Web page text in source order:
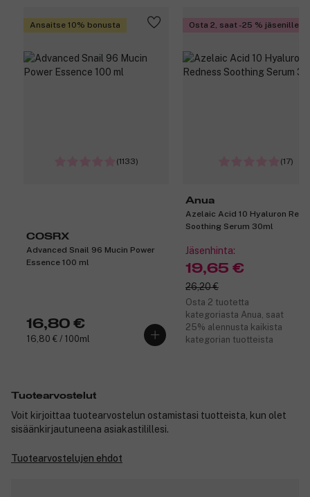
Ansaitse 10% bonusta
(1133)
COSRX
Advanced Snail 96 Mucin Power
Essence 100 ml
16,80 €
16,80 € / 100ml
Osta 2, saat -25 % jäsenille
(17)
Anua
Azelaic Acid 10 Hyaluron
Soothing Serum 30ml
Jäsenhinta:
19,65 €
26,20 €
Osta 2 tuotetta
kategoriasta Anua, saat
25% alennusta kaikista
kategorian tuotteista
Tuotearvostelut
Voit kirjoittaa tuotearvostelun ostamistasi tuotteista, kun olet
sisäänkirjautuneena asiakastilillesi.
Tuotearvostelujen ehdot